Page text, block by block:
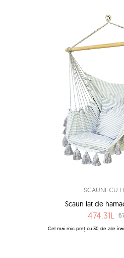
SCAUNE CU
Scaun lat de
474.31L
Cel mai mic preț cu 30 de zile